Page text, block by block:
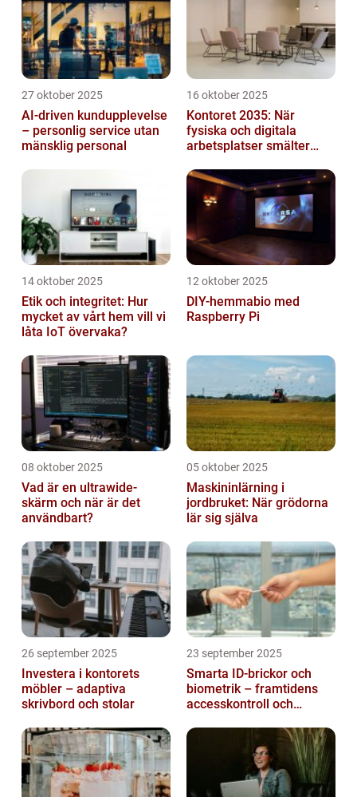
27 oktober 2025
AI-driven kundupplevelse
– personlig service utan
mänsklig personal
16 oktober 2025
Kontoret 2035: När
fysiska och digitala
arbetsplatser smälter
14 oktober 2025
Etik och integritet: Hur
mycket av vårt hem vill vi
låta IoT övervaka?
12 oktober 2025
DIY-hemmabio med
Raspberry Pi
08 oktober 2025
Vad är en ultrawide-
skärm och när är det
användbart?
05 oktober 2025
Maskininlärning i
jordbruket: När grödorna
lär sig själva
26 september 2025
Investera i kontorets
möbler – adaptiva
skrivbord och stolar
23 september 2025
Smarta ID-brickor och
biometrik – framtidens
accesskontroll och